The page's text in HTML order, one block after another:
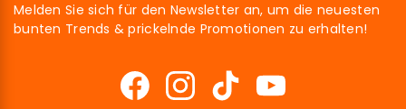
Melden Sie sich für den Newsletter an, um die neuesten
bunten Trends & prickelnde Promotionen zu erhalten!